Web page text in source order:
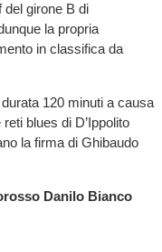
del girone B di
la propria
in classifica da
120 minuti a causa
blues di D’Ippolito
la firma di Ghibaudo
Danilo Bianco